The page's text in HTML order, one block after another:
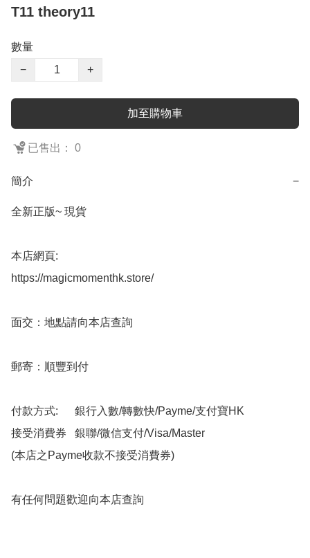
T11 theory11
數量
−
+
加至購物車
已售出： 0
簡介 −
全新正版~ 現貨
本店網頁:
https://magicmomenthk.store/
面交：地點請向本店查詢
郵寄：順豐到付
付款方式:      銀行入數/轉數快/Payme/支付寶HK
接受消費券   銀聯/微信支付/Visa/Master
(本店之Payme收款不接受消費券)
有任何問題歡迎向本店查詢